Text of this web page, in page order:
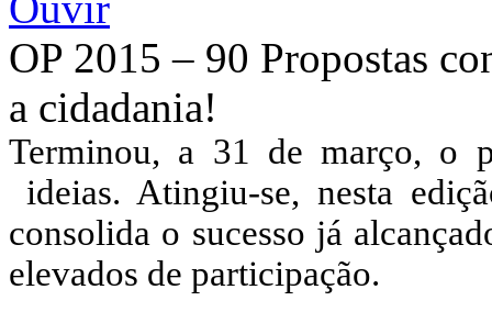
OP 2015 – 90 Propostas
a cidadania!
Terminou, a 31 de março, o
ideias. Atingiu-se, nesta
consolida o sucesso já
elevados de participação.